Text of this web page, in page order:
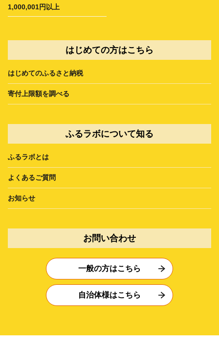
1,000,001円以上
はじめての方はこちら
はじめてのふるさと納税
寄付上限額を調べる
ふるラボについて知る
ふるラボとは
よくあるご質問
お知らせ
お問い合わせ
一般の方はこちら
自治体様はこちら